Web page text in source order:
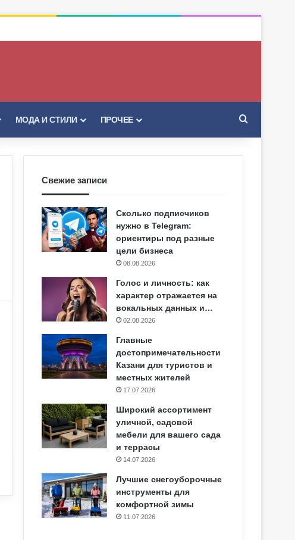
МОДА И СТИЛИ ПРОЧЕЕ
Свежие записи
Сколько подписчиков
нужно в Telegram:
ориентиры под разные
цели бизнеса
08.08.2026
Голос и личность: как
характер отражается на
вокальных данных и…
02.08.2026
Главные
достопримечательности
Казани для туристов и
местных жителей
17.07.2026
Широкий ассортимент
уличной, садовой
мебели для вашего сада
и террасы
14.07.2026
Лучшие снегоуборочные
инструменты для
комфортной зимы
11.07.2026